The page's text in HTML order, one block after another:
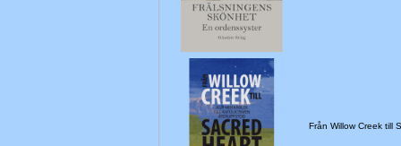
Från Willow Creek till